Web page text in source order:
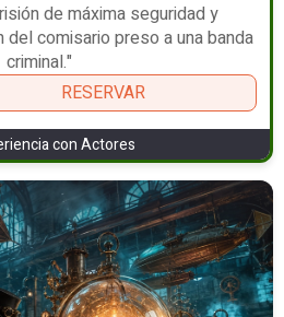
de máxima seguridad y
comisario preso a una banda
criminal."
RESERVAR
con Actores